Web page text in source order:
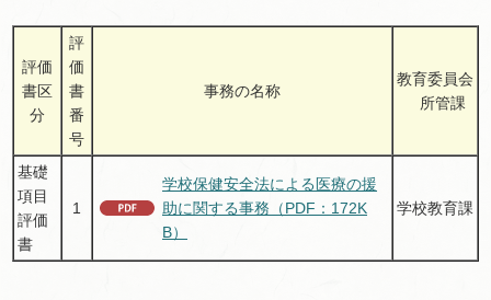
評価
書区
分
評
価
書
番
号
事務の名称
教育委員会
所管課
基礎
項目
評価
書
1
学校保健安全法による医療の援
助に関する事務（PDF：172K
B）
学校教育課